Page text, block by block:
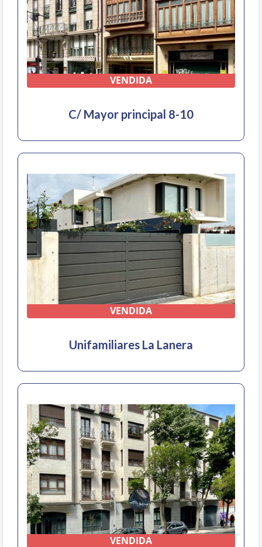
VENDIDA
C/ Mayor principal 8-10
VENDIDA
Unifamiliares La Lanera
VENDIDA